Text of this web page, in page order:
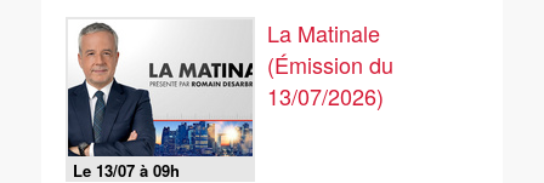
Le 13/07 à 09h
La Matinale
(Émission du
13/07/2026)